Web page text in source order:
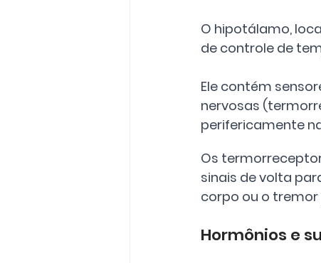
O hipotálamo,
de controle de
Ele contém
nervosas
perifericamente
Os
sinais de volta
corpo ou o
Hormônios e